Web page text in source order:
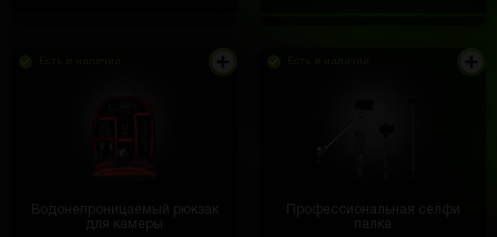
Водонепроницаемый рюкзак
для камеры
Профессиональная селфи
палка